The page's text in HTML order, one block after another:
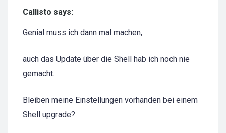
Callisto says:
Genial muss ich dann mal machen,
auch das Update über die Shell hab ich noch nie
gemacht.
Bleiben meine Einstellungen vorhanden bei einem
Shell upgrade?